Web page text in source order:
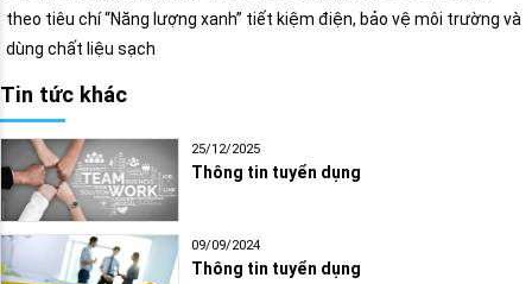
theo tiêu chí “Năng lượng xanh” tiết kiệm điện, bảo vệ môi trường và
dùng chất liệu sạch
Tin tức khác
25/12/2025
Thông tin tuyển dụng
09/09/2024
Thông tin tuyển dụng